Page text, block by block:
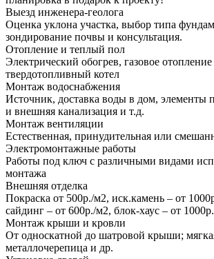
Выезд инженера-геолога
Оценка уклона участка, выбор типа
зондирование почвы и консультация.
Отопление и теплый пол
Электрический обогрев, газовое
твердотопливный котел
Монтаж водоснабжения
Источник, доставка воды в дом, элементы
и внешняя канализация и т.д.
Монтаж вентиляции
Естественная, принудительная или
Электромонтажные работы
Работы под ключ с различными видами
монтажа
Внешняя отделка
Покраска от 500р./м2, иск.камень – от
сайдинг – от 600р./м2, блок-хаус – от
Монтаж крыши и кровли
От односкатной до шатровой крыши;
металлочерепица и др.